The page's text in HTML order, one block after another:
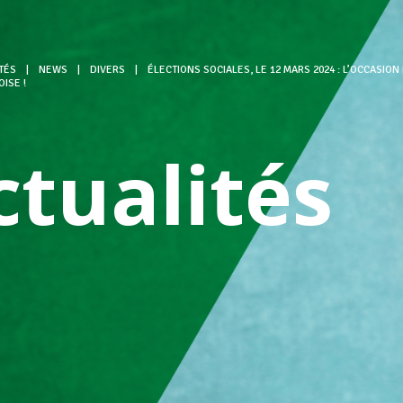
NEWS DIVERS
ÉLECTIONS SOCIALES, LE 12 MARS 2024 :
!